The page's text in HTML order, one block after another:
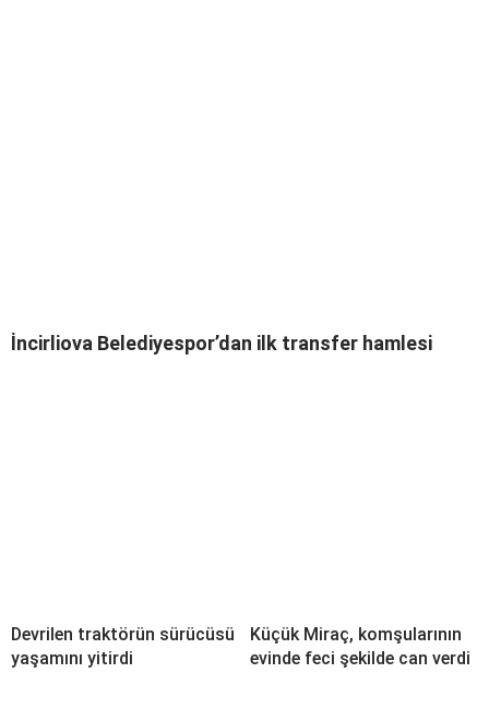
İncirliova Belediyespor’dan ilk transfer hamlesi
Devrilen traktörün sürücüsü
yaşamını yitirdi
Küçük Miraç, komşularının
evinde feci şekilde can verdi